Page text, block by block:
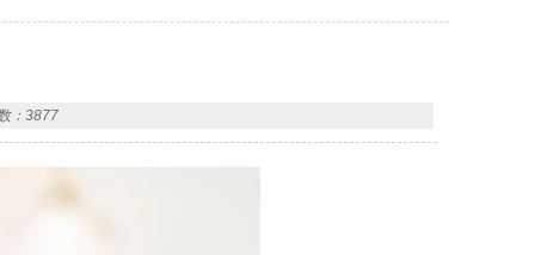
：3877